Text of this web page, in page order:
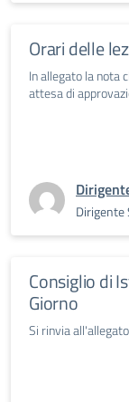
Orari delle
In allegato la nota
attesa di
Dirigente
Consiglio di
Giorno
Si rinvia all'allegato